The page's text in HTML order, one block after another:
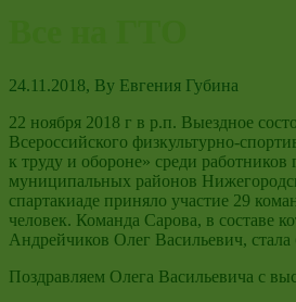
24.11.2018, By Евгения Губина
22 ноября 2018 г в р.п. Выездное
Всероссийского физкультурно-
к труду и обороне» среди работников
муниципальных районов
спартакиаде приняло участие 29
человек. Команда Сарова, в составе
Андрейчиков Олег Васильевич,
Поздравляем Олега Васильевича с